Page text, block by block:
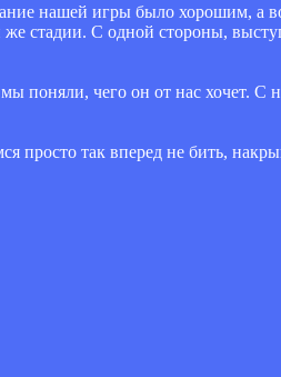
нашей игры было хорошим, а
стадии. С одной стороны,
поняли, чего он от нас хочет. С
просто так вперед не бить,